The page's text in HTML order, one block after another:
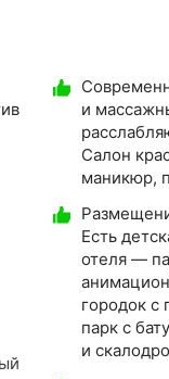
и
Салон
маникюр,
Есть
отеля —
городок с
парк с
и